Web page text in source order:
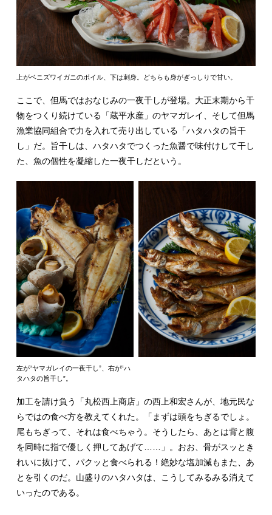
上がベニズワイガニのボイル、下は刺身。どちらも身がぎっしりで甘い。
ここで、但馬ではおなじみの一夜干しが登場。大正末期から干
物をつくり続けている「蔵平水産」のヤマガレイ、そして但馬
漁業協同組合で力を入れて売り出している「ハタハタの旨干
し」だ。旨干しは、ハタハタでつくった魚醤で味付けして干し
た、魚の個性を凝縮した一夜干しだという。
左が“ヤマガレイの一夜干し”、右が“ハ
タハタの旨干し”。
加工を請け負う「丸松西上商店」の西上和宏さんが、地元民な
らではの食べ方を教えてくれた。「まずは頭をちぎるでしょ。
尾もちぎって、それは食べちゃう。そうしたら、あとは背と腹
を同時に指で優しく押してあげて……」。おお、骨がスッとき
れいに抜けて、パクッと食べられる！絶妙な塩加減もまた、あ
とを引くのだ。山盛りのハタハタは、こうしてみるみる消えて
いったのである。